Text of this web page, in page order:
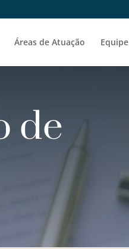
Áreas de Atuação Equipe
de